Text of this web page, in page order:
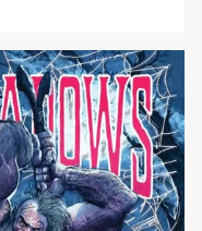
i Ghost Riders,
Blood Hunters.